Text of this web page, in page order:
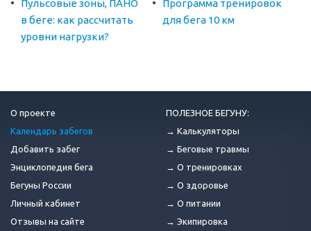
Пульсовые зоны, ПАНО
в беге: как рассчитать
уровни нагрузки?
Программа тренировок
для бега 10 км
О проекте
Календарь забегов
Добавить забег
Энциклопедия бега
Бегуны России
Личный кабинет
Отзывы на сайте
ПОЛЕЗНОЕ БЕГУНУ:
→ Калькуляторы
→ Беговые травмы
→ О тренировках
→ О здоровье
→ О питании
→ Экипировка